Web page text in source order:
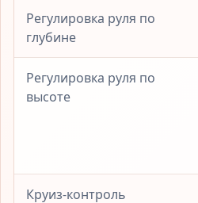
Регулировка руля по
глубине
Регулировка руля по
высоте
Круиз-контроль